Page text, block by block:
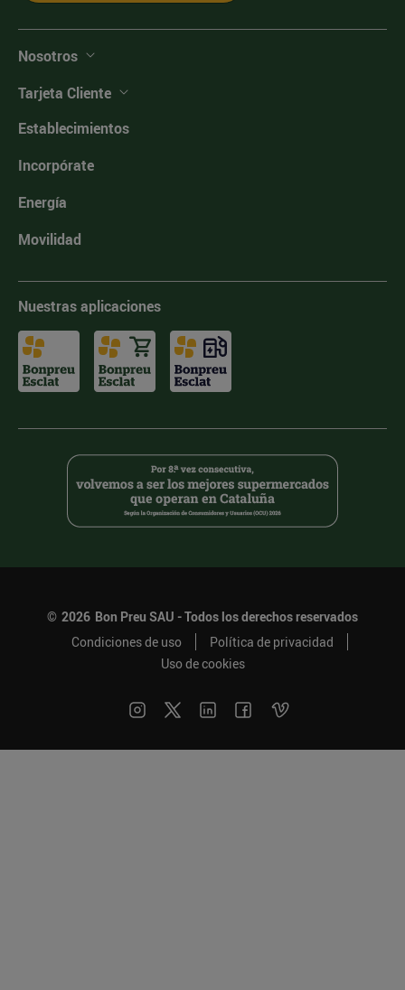
Nosotros
Tarjeta Cliente
Establecimientos
Incorpórate
Energía
Movilidad
Nuestras aplicaciones
© 2026 Bon Preu SAU - Todos los derechos reservados
Condiciones de uso
Política de privacidad
Uso de cookies